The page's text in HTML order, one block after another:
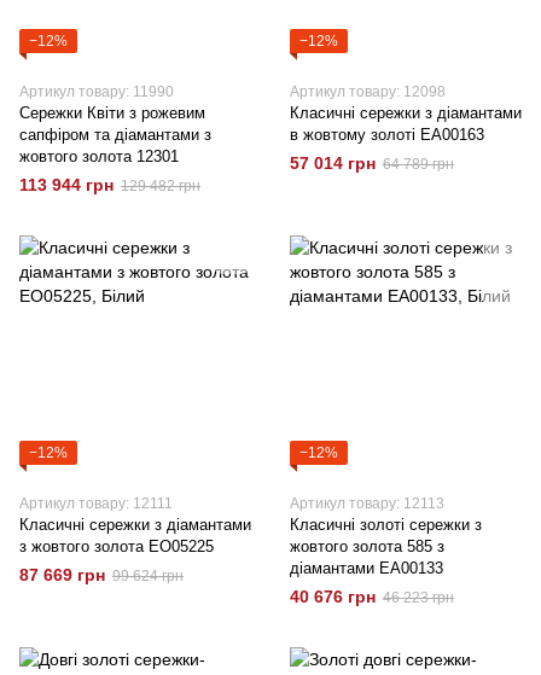
−12%
Артикул товару: 11990
Сережки Квіти з рожевим
сапфіром та діамантами з
жовтого золота 12301
113 944 грн 129 482 грн
−12%
Артикул товару: 12098
Класичні сережки з діамантами
в жовтому золоті EA00163
57 014 грн 64 789 грн
−12%
Артикул товару: 12111
Класичні сережки з діамантами
з жовтого золота EO05225
87 669 грн 99 624 грн
−12%
Артикул товару: 12113
Класичні золоті сережки з
жовтого золота 585 з
діамантами EA00133
40 676 грн 46 223 грн